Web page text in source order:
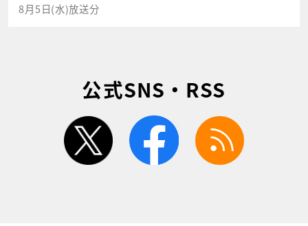
8月5日(水)放送分
公式SNS・RSS
twitter facebook